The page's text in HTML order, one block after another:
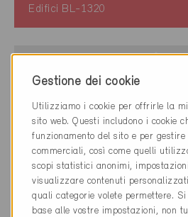
Edifici BL-1320
Gestione dei cookie
Utilizziamo i cookie per offrirle la
sito web. Questi includono i cookie
funzionamento del sito e per
commerciali, così come quelli
scopi statistici anonimi,
visualizzare contenuti
quali categorie volete permettere.
base alle vostre impostazioni, non